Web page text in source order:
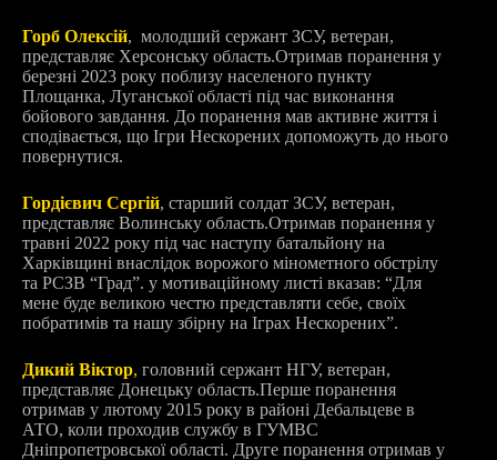
Горб Олексій, молодший сержант ЗСУ, ветеран,
представляє Херсонську область.Отримав поранення у
березні 2023 року поблизу населеного пункту
Площанка, Луганської області під час виконання
бойового завдання. До поранення мав активне життя і
сподівається, що Ігри Нескорених допоможуть до нього
повернутися.
Гордієвич Сергій, старший солдат ЗСУ, ветеран,
представляє Волинську область.Отримав поранення у
травні 2022 року під час наступу батальйону на
Харківщині внаслідок ворожого мінометного обстрілу
та РСЗВ “Град”. у мотиваційному листі вказав: “Для
мене буде великою честю представляти себе, своїх
побратимів та нашу збірну на Іграх Нескорених”.
Дикий Віктор, головний сержант НГУ, ветеран,
представляє Донецьку область.Перше поранення
отримав у лютому 2015 року в районі Дебальцеве в
АТО, коли проходив службу в ГУМВС
Дніпропетровської області. Друге поранення отримав у